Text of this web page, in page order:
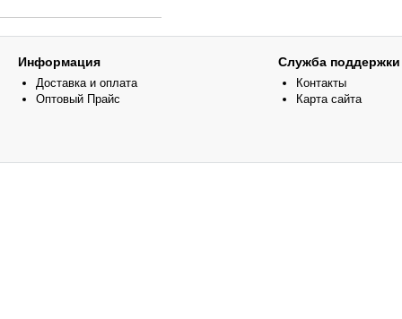
Информация
Доставка и оплата
Оптовый Прайс
Служба поддержки
Контакты
Карта сайта